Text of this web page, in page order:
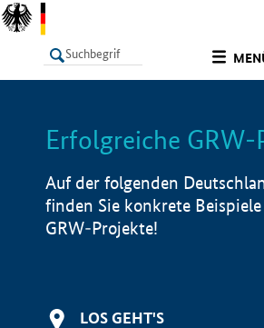
LISTE
Erfolgreiche
Auf der folgenden
finden Sie konkrete
GRW-Projekte!
LOS GEHT'S